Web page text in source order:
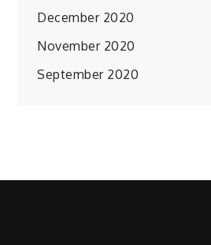
December 2020
November 2020
September 2020